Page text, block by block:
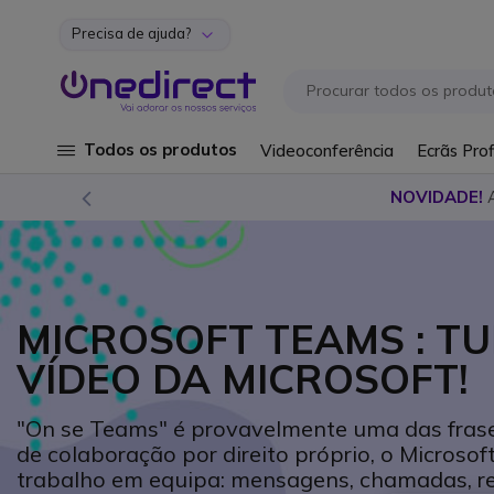
Ir para o Conteúdo
Precisa de ajuda?
Todos os produtos Videoconferência Ecrãs
NOVIDADE!
MICROSOFT TEAMS :
VÍDEO DA MICROSOFT!
"On se Teams" é provavelmente uma das
de colaboração por direito próprio, o
trabalho em equipa: mensagens, chamadas,